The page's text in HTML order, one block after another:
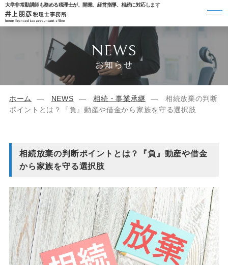
大学非常勤講師も務める税理士が、開業、経営指導、相続に対応します
NEWS
お知らせ
ホーム NEWS 相続・事業承継
相続放棄の判断
ポイントとは？『負』動産や借金から家族を守る選択肢
相続放棄の判断ポイントとは？『負』動産や借金
から家族を守る選択肢